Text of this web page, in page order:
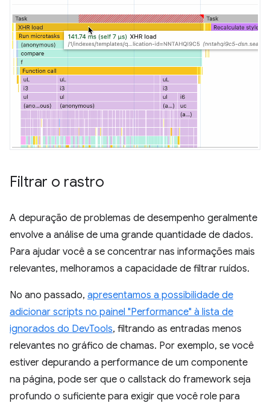
Filtrar o rastro
A depuração de problemas de desempenho geralmente
envolve a análise de uma grande quantidade de dados.
Para ajudar você a se concentrar nas informações mais
relevantes, melhoramos a capacidade de filtrar ruídos.
No ano passado, apresentamos a possibilidade de
adicionar scripts no painel "Performance" à lista de
ignorados do DevTools, filtrando as entradas menos
relevantes no gráfico de chamas. Por exemplo, se você
estiver depurando a performance de um componente
na página, pode ser que o callstack do framework seja
profundo o suficiente para exigir que você role para